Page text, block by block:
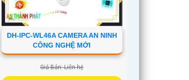
DH-IPC-WL46A CAMERA AN NINH
CÔNG NGHỆ MỚI
Giá Bán: Liên hệ